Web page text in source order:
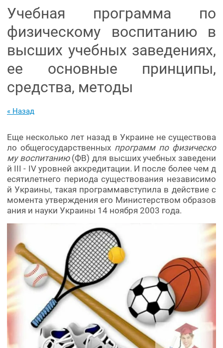
Учебная программа по
физическому воспитанию в
высших учебных заведениях,
ее основные принципы,
средства, методы
« Назад
Еще несколько лет назад в Украине не существова
ло общегосударственных программ по физическо
му воспитанию(ФВ) для высших учебных заведени
й III - IV уровней аккредитации. И после более чем д
есятилетнего периода существования независимо
й Украины, такая программавступила в действие с
момента утверждения его Министерством образов
ания и науки Украины 14 ноября 2003 года.